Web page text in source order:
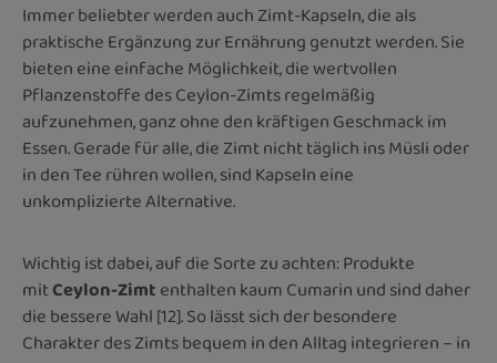
Immer beliebter werden auch Zimt-Kapseln, die als
praktische Ergänzung zur Ernährung genutzt werden. Sie
bieten eine einfache Möglichkeit, die wertvollen
Pflanzenstoffe des Ceylon-Zimts regelmäßig
aufzunehmen, ganz ohne den kräftigen Geschmack im
Essen. Gerade für alle, die Zimt nicht täglich ins Müsli oder
in den Tee rühren wollen, sind Kapseln eine
unkomplizierte Alternative.
Wichtig ist dabei, auf die Sorte zu achten: Produkte
mitCeylon-Zimtenthalten kaum Cumarin und sind daher
die bessere Wahl [12]. So lässt sich der besondere
Charakter des Zimts bequem in den Alltag integrieren – in